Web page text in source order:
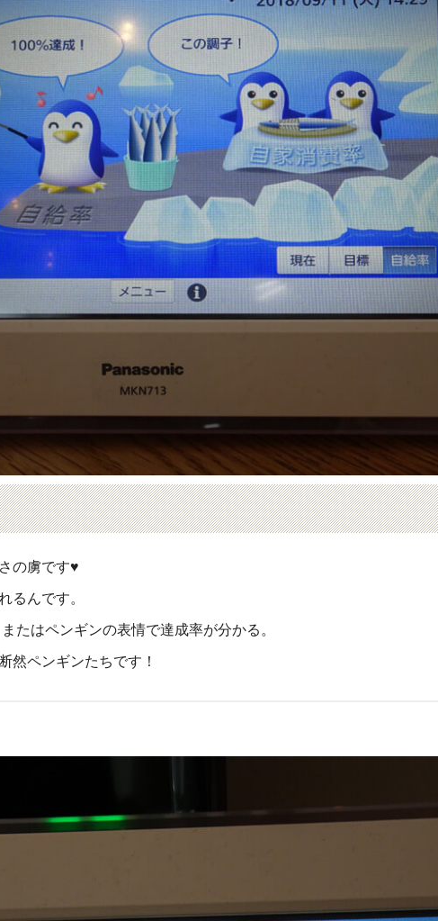
の虜です♥
るんです。
たはペンギンの表情で達成率が分かる。
然ペンギンたちです！